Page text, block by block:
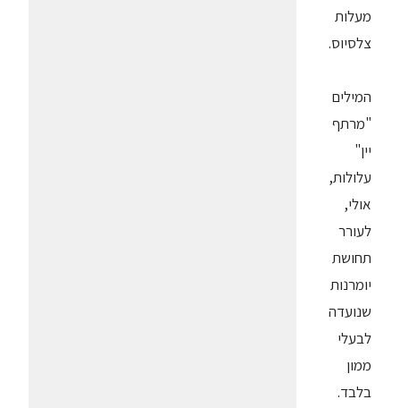
מעלות
צלסיוס.
המילים
"מרתף
יין"
עלולות,
אולי,
לעורר
תחושת
יומרנות
שנועדה
לבעלי
ממון
בלבד.